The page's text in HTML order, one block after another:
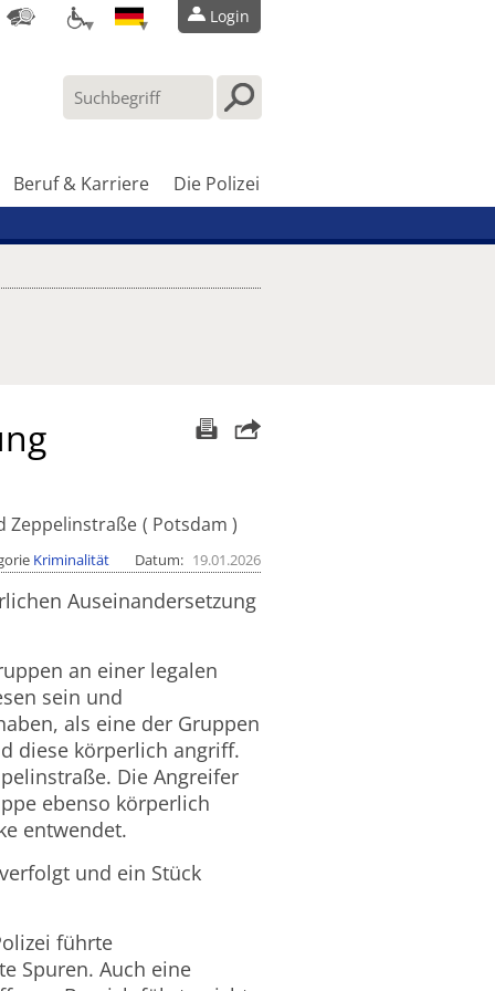
Login
Beruf & Karriere Die Polizei
Zeppelinstraße Potsdam
Kriminalität Datum 19.01.2026
Auseinandersetzung
an einer legalen
sein und
als eine der Gruppen
diese körperlich angriff.
Die Angreifer
ebenso körperlich
entwendet.
und ein Stück
führte
Spuren. Auch eine